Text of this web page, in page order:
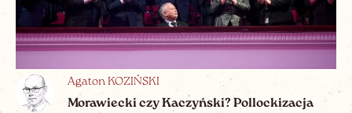
Agaton KOZIŃSKI
Morawiecki czy Kaczyński? Pollockizacja